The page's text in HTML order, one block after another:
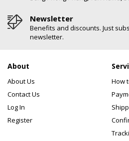
Newsletter
Benefits and discounts. Just
newsletter.
About
About Us
Contact Us
Log In
Register
How